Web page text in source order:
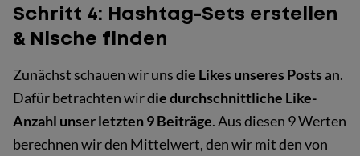
Schritt 4: Hashtag-Sets erstellen
& Nische finden
Zunächst schauen wir unsdie Likes unseres Posts an.
Dafür betrachten wirdie durchschnittliche Like-
Anzahl unser letzten 9 Beiträge. Aus diesen 9 Werten
berechnen wir den Mittelwert, den wir mit den von